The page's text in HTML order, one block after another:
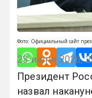
Фото: Официальный сайт
23 июня 2026,
Президент
назвал